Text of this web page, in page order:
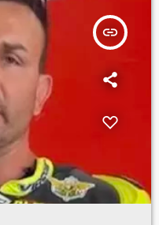
insert_link